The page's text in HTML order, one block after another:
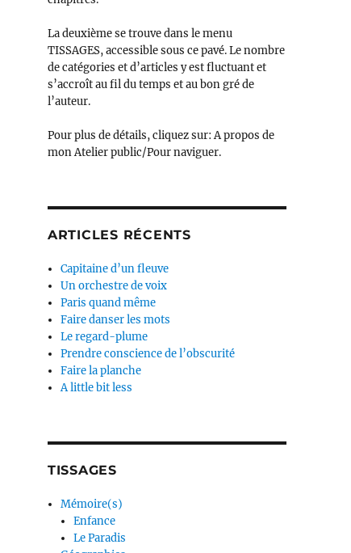
La deuxième se trouve dans le menu
TISSAGES, accessible sous ce pavé. Le nombre
de catégories et d’articles y est fluctuant et
s’accroît au fil du temps et au bon gré de
l’auteur.
Pour plus de détails, cliquez sur: A propos de
mon Atelier public/Pour naviguer.
ARTICLES RÉCENTS
Capitaine d’un fleuve
Un orchestre de voix
Paris quand même
Faire danser les mots
Le regard-plume
Prendre conscience de l’obscurité
Faire la planche
A little bit less
TISSAGES
Mémoire(s)
Enfance
Le Paradis